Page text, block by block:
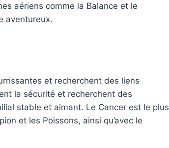
aériens comme la Balance et le
aventureux.
et recherchent des liens
la sécurité et recherchent des
stable et aimant. Le Cancer est le plus
et les Poissons, ainsi qu’avec le